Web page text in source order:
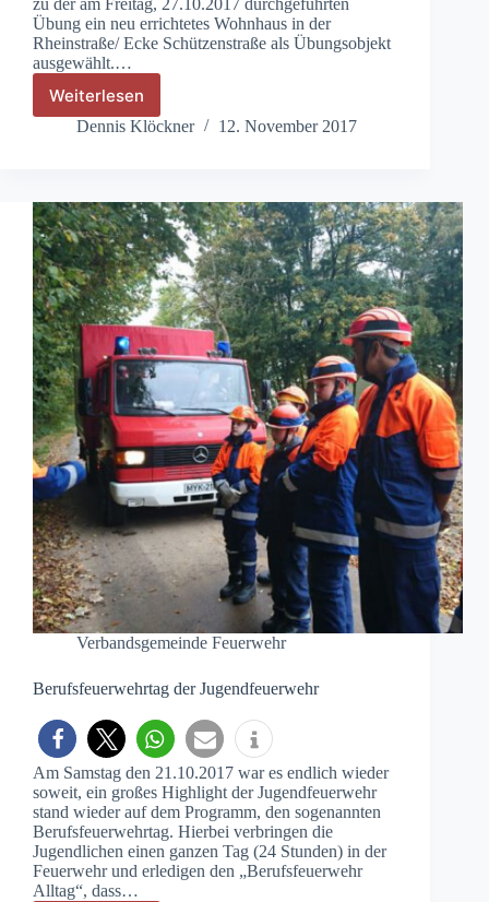
zu der am Freitag, 27.10.2017 durchgeführten
Übung ein neu errichtetes Wohnhaus in der
Rheinstraße/ Ecke Schützenstraße als Übungsobjekt
ausgewählt.…
Weiterlesen
Freiwillige
Feuerwehr
auf
die
Jahresabschlussübung
Dennis Klöckner 12. November 2017
Verbandsgemeinde Feuerwehr
Berufsfeuerwehrtag der Jugendfeuerwehr
Am Samstag den 21.10.2017 war es endlich wieder
soweit, ein großes Highlight der Jugendfeuerwehr
stand wieder auf dem Programm, den sogenannten
Berufsfeuerwehrtag. Hierbei verbringen die
Jugendlichen einen ganzen Tag (24 Stunden) in der
Feuerwehr und erledigen den „Berufsfeuerwehr
Alltag“, dass…